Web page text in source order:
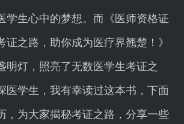
学生心中的梦想。而《医师资格证
证之路，助你成为医疗界翘楚！》
明灯，照亮了无数医学生考证之
医学生，我有幸读过这本书，下面
，为大家揭秘考证之路，分享一些